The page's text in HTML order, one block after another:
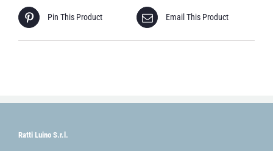
Pin This Product Email This Product
Ratti Luino S.r.l.